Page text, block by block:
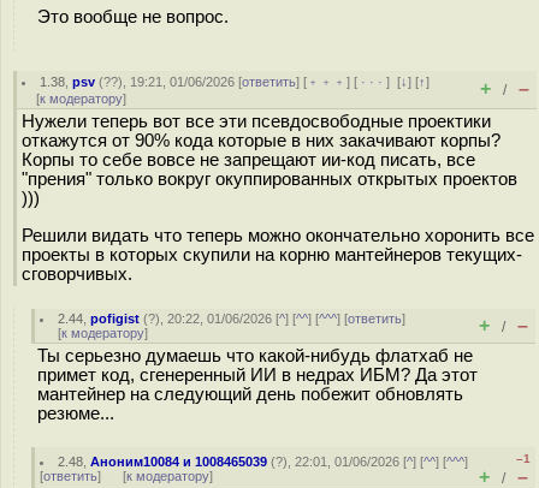
Это вообще не вопрос.
1.38 ,psv (??), 19:21, 01/06/2026 [ответить] [ ﹢﹢﹢] [ · · ·][↓] [↑]
[к модератору] + / –
Нужели теперь вот все эти псевдосвободные проектики
откажутся от 90% кода которые в них закачивают корпы?
Корпы то себе вовсе не запрещают ии-код писать, все
"прения" только вокруг окуппированных открытых проектов
)))
Решили видать что теперь можно окончательно хоронить все
проекты в которых скупили на корню мантейнеров текущих-
сговорчивых.
2.44 ,pofigist (?), 20:22, 01/06/2026 [^] [^^] [^^^] [ответить]
[к модератору] + / –
Ты серьезно думаешь что какой-нибудь флатхаб не
примет код, сгенеренный ИИ в недрах ИБМ? Да этот
мантейнер на следующий день побежит обновлять
резюме...
2.48 ,Аноним10084 и 1008465039 (?), 22:01, 01/06/2026 [^] [^^] [^^^]
[ответить] [к модератору]
–1
+ / –